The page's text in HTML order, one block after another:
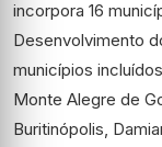
incorpora 16
Desenvolvimento
municípios
Monte Alegre de
Buritinópolis,